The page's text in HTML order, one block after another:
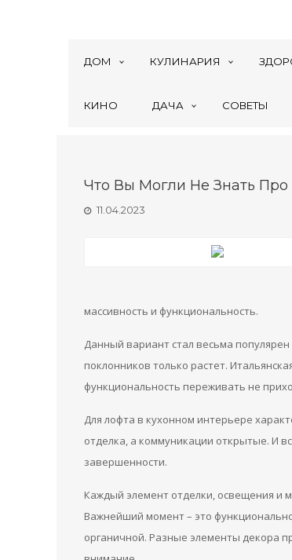
ДОМ КУЛИНАРИЯ
КИНО ДАЧА СОВЕТЫ
Что Вы Могли Не Знать
11.04.2023
массивность и функциональность.
Данный вариант стал весьма
поклонников только растет.
функциональность переживать не
Для лофта в кухонном интерьере
отделка, а коммуникации открытые. И
завершенности.
Каждый элемент отделки, освещения и
Важнейший момент – это
органичной. Разные элементы декора